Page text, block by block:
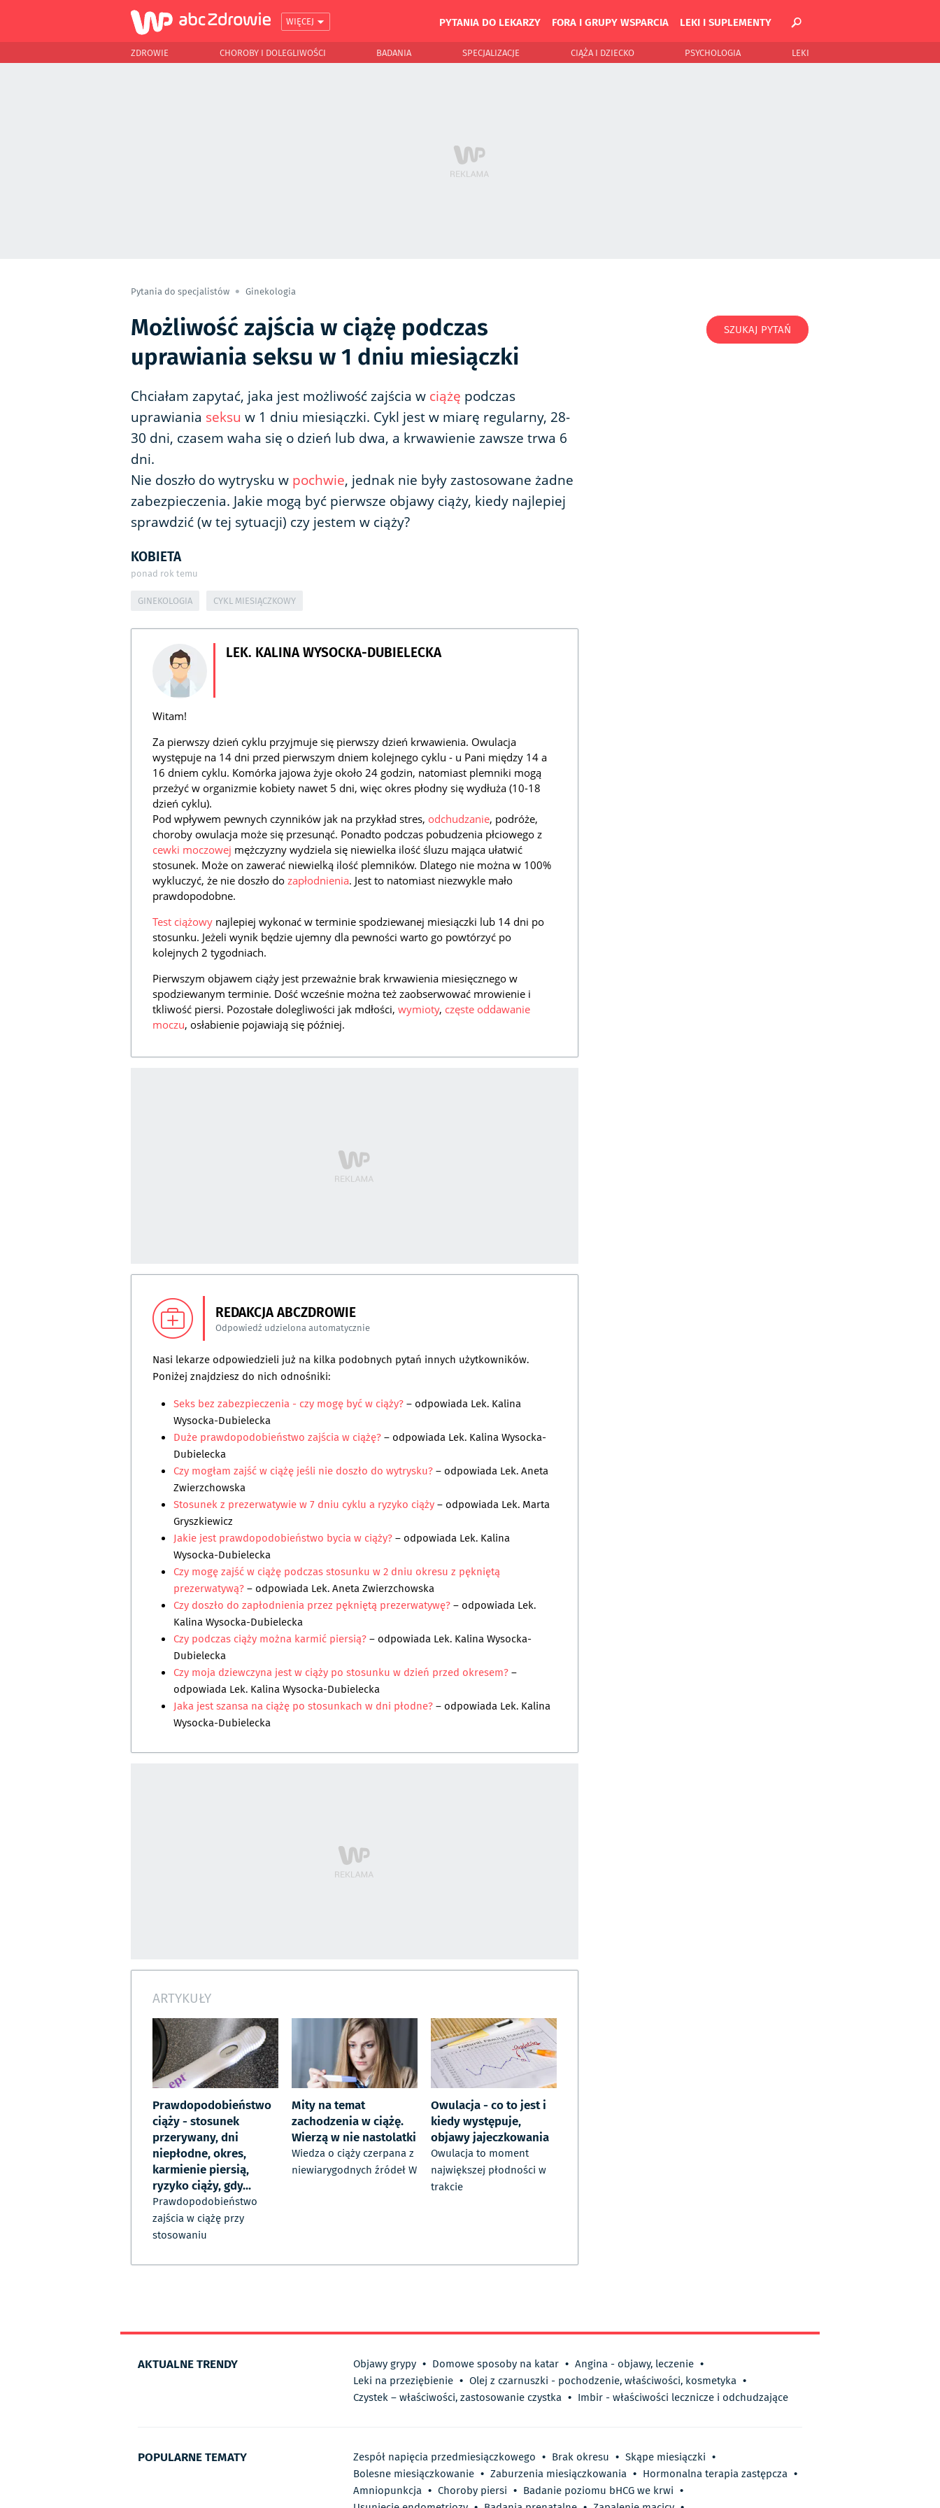
WIĘCEJ PYTANIA DO LEKARZY FORA I GRUPY WSPARCIA LEKI I SUPLEMENTY
ZDROWIE CHOROBY I DOLEGLIWOŚCI BADANIA SPECJALIZACJE CIĄŻA I DZIECKO PSYCHOLOGIA LEKI
Pytania do specjalistów Ginekologia
Możliwość zajścia w ciążę podczas
uprawiania seksu w 1 dniu miesiączki
Chciałam zapytać, jaka jest możliwość zajścia w ciążę podczas
uprawiania seksu w 1 dniu miesiączki. Cykl jest w miarę regularny, 28-
30 dni, czasem waha się o dzień lub dwa, a krwawienie zawsze trwa 6
dni.
Nie doszło do wytrysku w pochwie, jednak nie były zastosowane żadne
zabezpieczenia. Jakie mogą być pierwsze objawy ciąży, kiedy najlepiej
sprawdzić (w tej sytuacji) czy jestem w ciąży?
KOBIETA
ponad rok temu
GINEKOLOGIA CYKL MIESIĄCZKOWY
LEK. KALINA WYSOCKA-DUBIELECKA
Witam!
Za pierwszy dzień cyklu przyjmuje się pierwszy dzień krwawienia. Owulacja
występuje na 14 dni przed pierwszym dniem kolejnego cyklu - u Pani między 14 a
16 dniem cyklu. Komórka jajowa żyje około 24 godzin, natomiast plemniki mogą
przeżyć w organizmie kobiety nawet 5 dni, więc okres płodny się wydłuża (10-18
dzień cyklu).
Pod wpływem pewnych czynników jak na przykład stres, odchudzanie, podróże,
choroby owulacja może się przesunąć. Ponadto podczas pobudzenia płciowego z
cewki moczowej mężczyzny wydziela się niewielka ilość śluzu mająca ułatwić
stosunek. Może on zawerać niewielką ilość plemników. Dlatego nie można w 100%
wykluczyć, że nie doszło do zapłodnienia. Jest to natomiast niezwykle mało
prawdopodobne.
Test ciążowy najlepiej wykonać w terminie spodziewanej miesiączki lub 14 dni po
stosunku. Jeżeli wynik będzie ujemny dla pewności warto go powtórzyć po
kolejnych 2 tygodniach.
Pierwszym objawem ciąży jest przeważnie brak krwawienia miesięcznego w
spodziewanym terminie. Dość wcześnie można też zaobserwować mrowienie i
tkliwość piersi. Pozostałe dolegliwości jak mdłości, wymioty, częste oddawanie
moczu, osłabienie pojawiają się później.
REDAKCJA ABCZDROWIE
Odpowiedź udzielona automatycznie
Nasi lekarze odpowiedzieli już na kilka podobnych pytań innych użytkowników.
Poniżej znajdziesz do nich odnośniki:
Seks bez zabezpieczenia - czy mogę być w ciąży?– odpowiada Lek. Kalina
Wysocka-Dubielecka
Duże prawdopodobieństwo zajścia w ciążę?– odpowiada Lek. Kalina Wysocka-
Dubielecka
Czy mogłam zajść w ciążę jeśli nie doszło do wytrysku?– odpowiada Lek. Aneta
Zwierzchowska
Stosunek z prezerwatywie w 7 dniu cyklu a ryzyko ciąży– odpowiada Lek. Marta
Gryszkiewicz
Jakie jest prawdopodobieństwo bycia w ciąży?– odpowiada Lek. Kalina
Wysocka-Dubielecka
Czy mogę zajść w ciążę podczas stosunku w 2 dniu okresu z pękniętą
prezerwatywą?– odpowiada Lek. Aneta Zwierzchowska
Czy doszło do zapłodnienia przez pękniętą prezerwatywę?– odpowiada Lek.
Kalina Wysocka-Dubielecka
Czy podczas ciąży można karmić piersią?– odpowiada Lek. Kalina Wysocka-
Dubielecka
Czy moja dziewczyna jest w ciąży po stosunku w dzień przed okresem?–
odpowiada Lek. Kalina Wysocka-Dubielecka
Jaka jest szansa na ciążę po stosunkach w dni płodne?– odpowiada Lek. Kalina
Wysocka-Dubielecka
ARTYKUŁY
Prawdopodobieństwo
ciąży - stosunek
przerywany, dni
niepłodne, okres,
karmienie piersią,
ryzyko ciąży, gdy...
Prawdopodobieństwo
zajścia w ciążę przy
stosowaniu
Mity na temat
zachodzenia w ciążę.
Wierzą w nie nastolatki
Wiedza o ciąży czerpana z
niewiarygodnych źródeł W
Owulacja - co to jest i
kiedy występuje,
objawy jajeczkowania
Owulacja to moment
największej płodności w
trakcie
SZUKAJ PYTAŃ
AKTUALNE TRENDY Objawy grypy • Domowe sposoby na katar • Angina - objawy, leczenie •
Leki na przeziębienie • Olej z czarnuszki - pochodzenie, właściwości, kosmetyka •
Czystek – właściwości, zastosowanie czystka • Imbir - właściwości lecznicze i odchudzające
POPULARNE TEMATY Zespół napięcia przedmiesiączkowego • Brak okresu • Skąpe miesiączki •
Bolesne miesiączkowanie • Zaburzenia miesiączkowania • Hormonalna terapia zastępcza •
Amniopunkcja • Choroby piersi • Badanie poziomu bHCG we krwi •